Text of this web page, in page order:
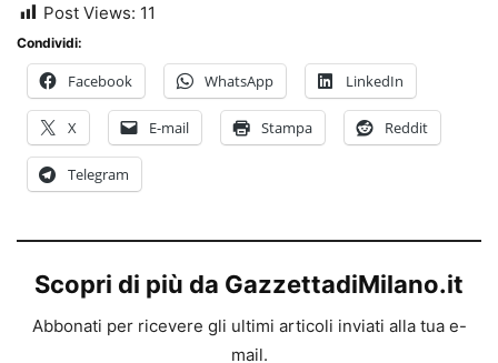
Post Views: 11
Condividi:
Facebook WhatsApp LinkedIn
X E-mail Stampa Reddit
Telegram
Scopri di più da GazzettadiMilano.it
Abbonati per ricevere gli ultimi articoli inviati alla tua e-
mail.